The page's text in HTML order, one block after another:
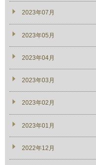
2023年07月
2023年05月
2023年04月
2023年03月
2023年02月
2023年01月
2022年12月